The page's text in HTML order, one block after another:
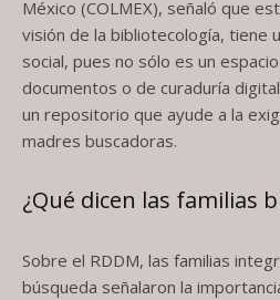
México (COLMEX), señaló que
visión de la bibliotecología, tiene
social, pues no sólo es un
documentos o de curaduría
un repositorio que ayude a la
madres buscadoras.
¿Qué dicen las familias
Sobre el RDDM, las familias
búsqueda señalaron la